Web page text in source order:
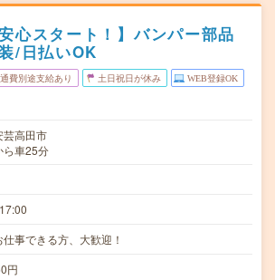
心スタート！】バンパー部品
/日払いOK
費別途支給あり 土日祝日が休み WEB登録OK
芸高田市
ら車25分
事できる方、大歓迎！
円